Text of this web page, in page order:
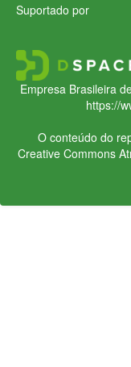
Suportado por
Empresa Brasileira
https://
O conteúdo do
Creative Commons